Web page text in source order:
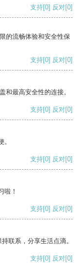
支持[0] 反对[0]
的流畅体验和安全性保
支持[0] 反对[0]
和最高安全性的连接。
支持[0] 反对[0]
支持[0] 反对[0]
啦！
支持[0] 反对[0]
联系，分享生活点滴。
支持[0] 反对[0]